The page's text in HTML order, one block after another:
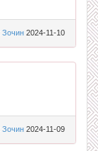
Зочин 2024-11-10
Зочин 2024-11-09